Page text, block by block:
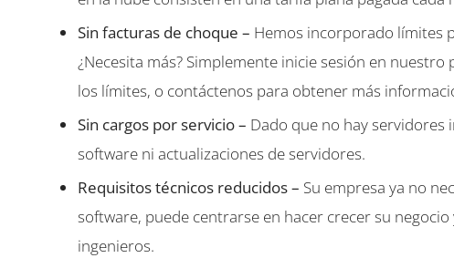
Sin facturas de choque – Hemos incorporado límites
¿Necesita más? Simplemente inicie sesión en
los límites, o contáctenos para obtener más
Sin cargos por servicio – Dado que no hay
software ni actualizaciones de servidores.
Requisitos técnicos reducidos – Su empresa ya no
software, puede centrarse en hacer crecer su
ingenieros.